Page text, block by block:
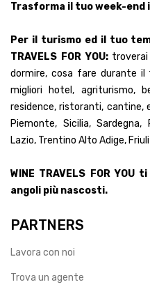
Trasforma il tuo week-end
Per il turismo ed il tuo
TRAVELS FOR YOU:troverai
dormire, cosa fare durante il
migliori hotel, agriturismo,
residence, ristoranti,
Piemonte, Sicilia, Sardegna,
Lazio, Trentino Alto Adige,
WINE TRAVELS FOR
angoli più nascosti.
PARTNERS
Lavora con noi
Trova un agente